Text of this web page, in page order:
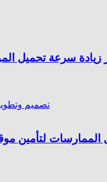
زيادة سرعة تحميل
تصميم
الممارسات لتأمين